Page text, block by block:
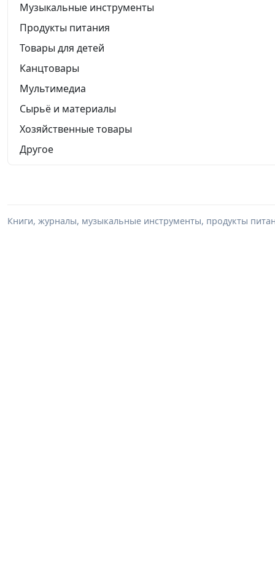
Музыкальные инструменты
Продукты питания
Товары для детей
Канцтовары
Мультимедиа
Сырьё и материалы
Хозяйственные товары
Другое
Книги, журналы, музыкальные инструменты, продукты